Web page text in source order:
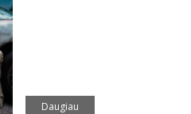
Daugiau